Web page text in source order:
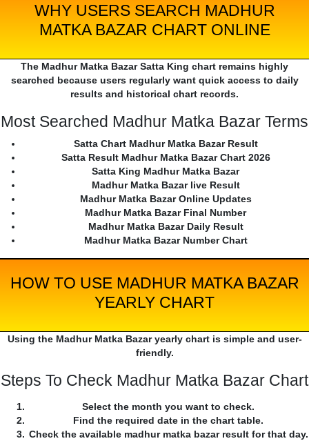
WHY USERS SEARCH MADHUR
MATKA BAZAR CHART ONLINE
The Madhur Matka Bazar Satta King chart remains highly
searched because users regularly want quick access to daily
results and historical chart records.
Most Searched Madhur Matka Bazar Terms
Satta Chart Madhur Matka Bazar Result
Satta Result Madhur Matka Bazar Chart 2026
Satta King Madhur Matka Bazar
Madhur Matka Bazar live Result
Madhur Matka Bazar Online Updates
Madhur Matka Bazar Final Number
Madhur Matka Bazar Daily Result
Madhur Matka Bazar Number Chart
HOW TO USE MADHUR MATKA BAZAR
YEARLY CHART
Using the Madhur Matka Bazar yearly chart is simple and user-
friendly.
Steps To Check Madhur Matka Bazar Chart
Select the month you want to check.
Find the required date in the chart table.
Check the available madhur matka bazar result for that day.